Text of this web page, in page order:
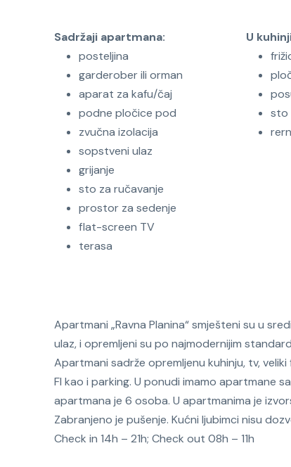
Sadržaji apartmana: ​
posteljina
garderober ili orman
aparat za kafu/čaj
podne pločice pod
zvučna izolacija
sopstveni ulaz
grijanje
sto za ručavanje
prostor za sedenje
flat-screen TV
terasa
U
sto
Apartmani „Ravna Planina“ smješteni su u
ulaz, i opremljeni su po najmodernijim
Apartmani sadrže opremljenu kuhinju, tv,
FI kao i parking. U ponudi imamo apartmane
apartmana je 6 osoba. U apartmanima je
Zabranjeno je pušenje. Kućni ljubimci nisu
Check in 14h – 21h; Check out 08h – 11h